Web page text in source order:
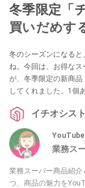
冬季限定「
買いだめす
冬のシーズンになる
ね。今回は、お得な
が、冬季限定の新商
してくれました。1個
冬の推しスイーツを
イチオシスト
業務ス
業務スーパー商品紹
つ、商品の魅力を